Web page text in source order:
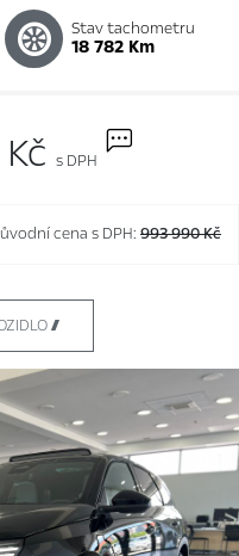
Stav tachometru
18 782 Km
s DPH
cena s DPH: 993 990 Kč
